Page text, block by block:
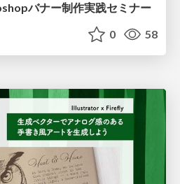
バナー制作実践セミナー
0 58